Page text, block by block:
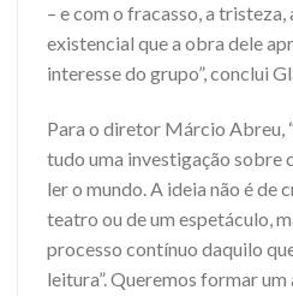
– e com o fracasso, a
existencial que a obra dele
interesse do grupo”, conclui
Para o diretor Márcio Abreu,
tudo uma investigação sobre
ler o mundo. A ideia não é de
teatro ou de um espetáculo,
processo contínuo daquilo
leitura”. Queremos formar